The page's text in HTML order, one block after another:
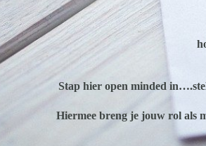
Stap hier open minded
Hiermee breng je jouw rol als